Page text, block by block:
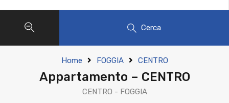
Cerca
Home FOGGIA CENTRO
Appartamento – CENTRO
CENTRO - FOGGIA